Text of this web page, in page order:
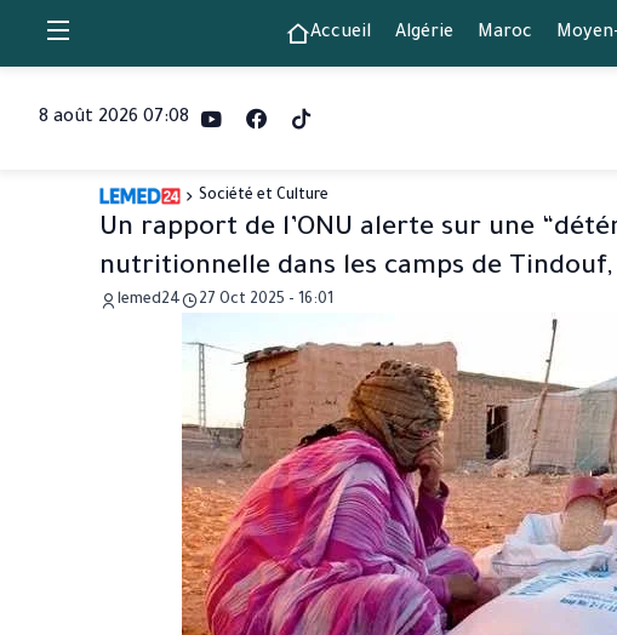
Accueil Algérie Maroc
8 août 2026 07:08
Société et Culture
Un rapport de l’ONU alerte sur une
nutritionnelle dans les camps de Tindouf,
lemed24 27 Oct 2025 - 16:01